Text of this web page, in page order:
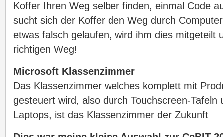
Koffer Ihren Weg selber finden, einmal Code
sucht sich der Koffer den Weg durch
etwas falsch gelaufen, wird ihm dies mitgeteilt
richtigen Weg!
Microsoft Klassenzimmer
Das Klassenzimmer welches komplett mit
gesteuert wird, also durch Touchscreen-Tafeln
Laptops, ist das Klassenzimmer der Zukunft